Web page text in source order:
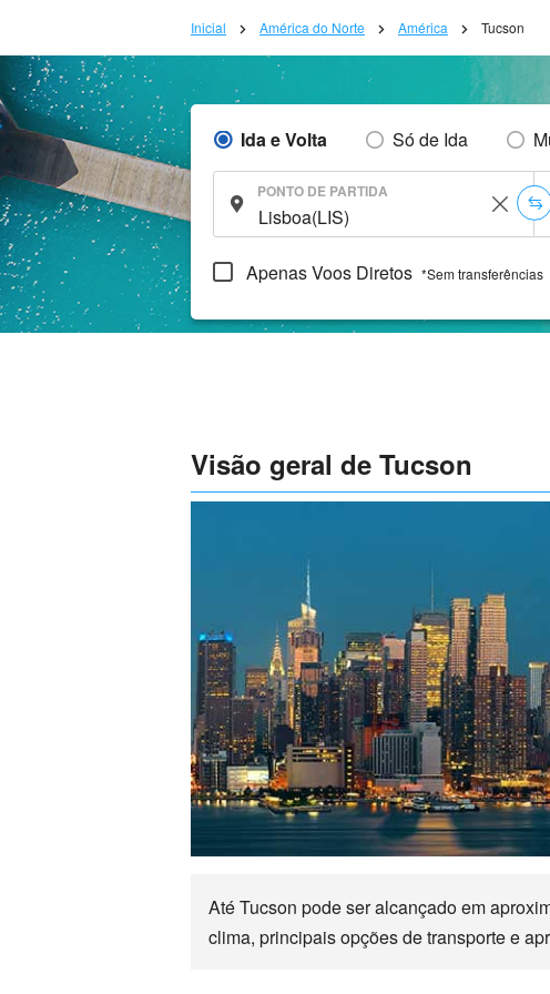
Inicial América do Norte América Tucson
Ida e Volta Só de Ida
PONTO DE PARTIDA
Apenas Voos Diretos *Sem transferências
Visão geral de Tucson
Até Tucson pode ser alcançado em
clima, principais opções de transporte e